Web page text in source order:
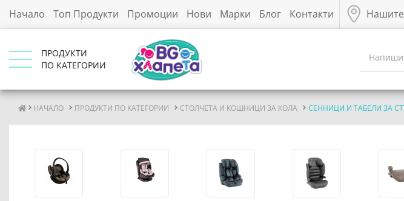
Начало Топ Продукти Промоции Нови Марки Блог Контакти
ПРОДУКТИ
ПО КАТЕГОРИИ
НАЧАЛО ПРОДУКТИ ПО КАТЕГОРИИ СТОЛЧЕТА И КОШНИЦИ ЗА КОЛА СЕННИЦИ И ТАБЕЛИ ЗА